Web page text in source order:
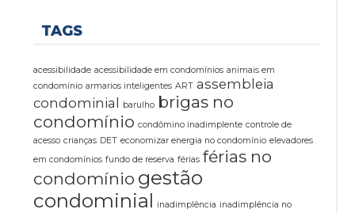
TAGS
acessibilidade acessibilidade em condomínios animais em
condomínio armarios inteligentes ART assembleia
condominial
barulho brigas no
condomínio condômino inadimplente controle de
acesso crianças DET economizar energia no condomínio elevadores
em condomínios fundo de reserva férias férias no
condomínio gestão
condominial inadimplência inadimplência no